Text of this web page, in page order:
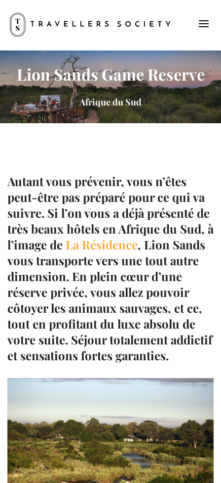
Lion Sands Game Reserve
Afrique du Sud
Autant vous prévenir, vous n’êtes
peut-être pas préparé pour ce qui va
suivre. Si l’on vous a déjà présenté de
très beaux hôtels en Afrique du Sud, à
l’image de La Résidence, Lion Sands
vous transporte vers une tout autre
dimension. En plein cœur d’une
réserve privée, vous allez pouvoir
côtoyer les animaux sauvages, et ce,
tout en profitant du luxe absolu de
votre suite. Séjour totalement addictif
et sensations fortes garanties.